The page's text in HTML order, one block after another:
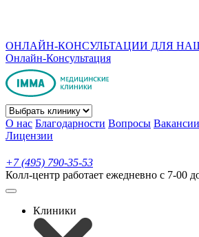
ОНЛАЙН-КОНСУЛЬТАЦИИ ДЛЯ
Онлайн-Консультация
О нас Благодарности Вопросы Вакансии
Лицензии
+7 (495) 790-35-53
Колл-центр работает ежедневно с 7-00
Клиники